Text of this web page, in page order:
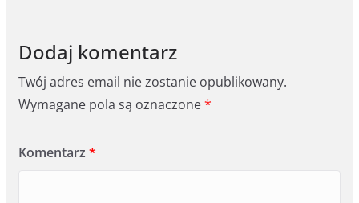
Dodaj komentarz
Twój adres email nie zostanie opublikowany.
Wymagane pola są oznaczone*
Komentarz *